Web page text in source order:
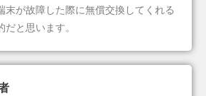
末が故障した際に無償交換してくれる
と思います。